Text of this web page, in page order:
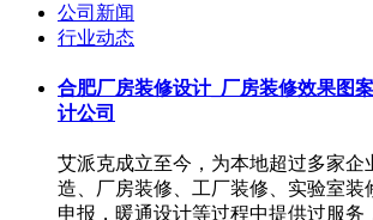
公司新闻
行业动态
合肥厂房装修设计_厂房装修效果图
计公司
艾派克成立至今，为本地超过多家企
造、厂房装修、工厂装修、实验室装
申报，暖通设计等过程中提供过服务